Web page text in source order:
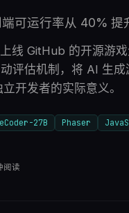
可运行率从 40%
线 GitHub 的开源游
评估机制，将 AI 生
开发者的实际意义。
27B Phaser
阅读